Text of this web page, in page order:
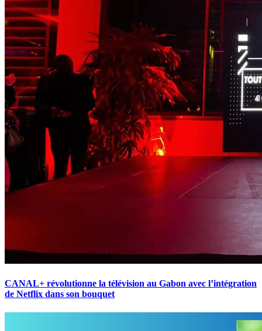
CANAL+ révolutionne la télévision au Gabon avec l’intégration
de Netflix dans son bouquet